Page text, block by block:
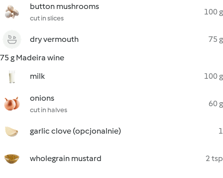
button mushrooms
cut in slices
100 g
dry vermouth
75 g
75 g Madeira wine
milk
100 g
onions
cut in halves
60 g
garlic clove (opcjonalnie) 1
wholegrain mustard 2 tsp